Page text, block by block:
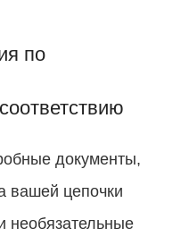
по
документы,
вашей цепочки
необязательные